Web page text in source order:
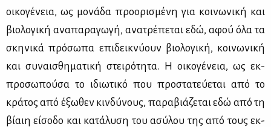
οι­κο­γέ­νεια, ως μο­νά­δα προ­ο­ρι­σμέ­νη για κοι­νω­νι­κή και
βιο­λο­γι­κή ανα­πα­ρα­γω­γή, ανα­τρέ­πε­ται εδώ, αφού όλα τα
σκη­νι­κά πρό­σω­πα επι­δει­κνύ­ουν βιο­λο­γι­κή, κοι­νω­νι­κή
και συ­ναι­σθη­μα­τι­κή στει­ρό­τη­τα. Η οι­κο­γέ­νεια, ως εκ­
προ­σω­πού­σα το ιδιω­τι­κό που προ­στα­τεύ­ε­ται από το
κρά­τος από έξω­θεν κιν­δύ­νους, πα­ρα­βιά­ζε­ται εδώ από τη
βί­αιη εί­σο­δο και κα­τά­λυ­ση του ασύ­λου της από τους εκ­